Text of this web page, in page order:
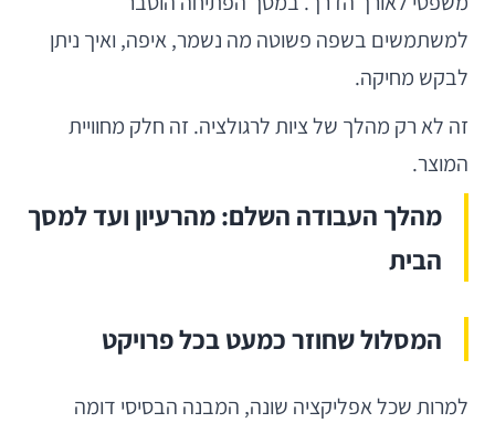
למשתמשים בשפה פשוטה מה נשמר, איפה, ואיך ניתן
לבקש מחיקה.
זה לא רק מהלך של ציות לרגולציה. זה חלק מחוויית
המוצר.
מהלך העבודה השלם: מהרעיון ועד למסך
הבית
המסלול שחוזר כמעט בכל פרויקט
למרות שכל אפליקציה שונה, המבנה הבסיסי דומה